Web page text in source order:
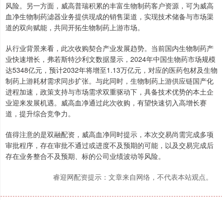
风险。另一方面，威高普瑞积累的丰富生物制药客户资源，可为威高
血净生物制药滤器业务提供现成的销售渠道，实现技术储备与市场渠
道的双向赋能，共同开拓生物制药上游市场。
从行业背景来看，此次收购契合产业发展趋势。当前国内生物制药产
业快速增长，弗若斯特沙利文数据显示，2024年中国生物药市场规模
达5348亿元，预计2032年将增至1.13万亿元，对应的医药包材及生物
制药上游耗材需求同步扩张。与此同时，生物制药上游供应链国产化
进程加速，政策支持与市场需求双重驱动下，具备技术优势的本土企
业迎来发展机遇。威高血净通过此次收购，有望快速切入高增长赛
道，提升综合竞争力。
值得注意的是双融配资，威高血净同时提示，本次交易尚需完成多项
审批程序，存在审批不通过或进度不及预期的可能，以及交易完成后
存在业务整合不及预期、标的公司业绩波动等风险。
睿迎网配资提示：文章来自网络，不代表本站观点。